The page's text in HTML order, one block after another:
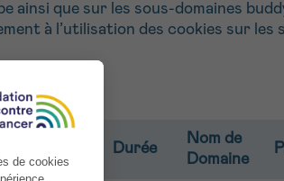
que sur les sous-domaines
à l’utilisation des cookies sur les
Durée
Nom de
Domaine